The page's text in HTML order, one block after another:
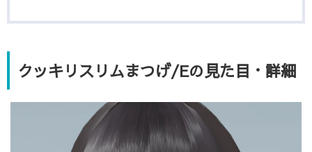
クッキリスリムまつげ/Eの見た目・詳細